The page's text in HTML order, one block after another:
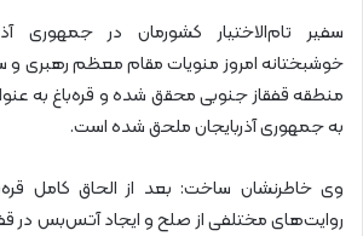
سفیر تام‌الاختیار کشورمان در جمهوری
خوشبختانه امروز منویات مقام معظم رهبری
منطقه قفقاز جنوبی محقق شده و قره‌باغ به
به جمهوری آذربایجان ملحق شده است.
وی خاطرنشان ساخت: بعد از الحاق کامل
روایت‌های مختلفی از صلح و ایجاد آتس‌بس در